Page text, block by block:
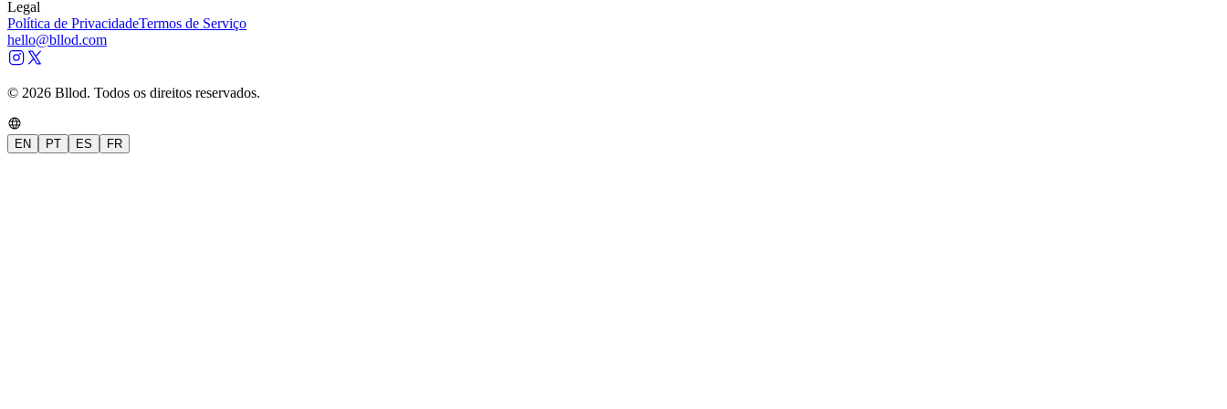
Legal
Política de PrivacidadeTermos de Serviço
hello@bllod.com
© 2026 Bllod. Todos os direitos reservados.
EN PT ES FR